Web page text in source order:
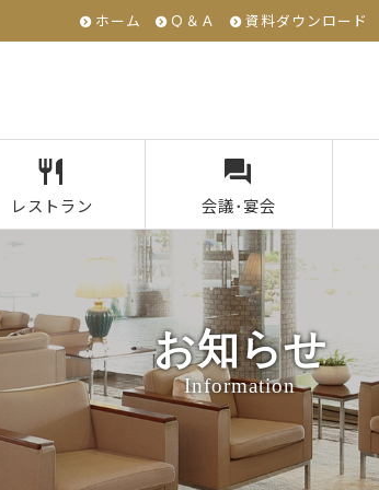
ホーム Ｑ＆Ａ 資料ダウンロード
レストラン 会議･宴会
お知らせ
Information